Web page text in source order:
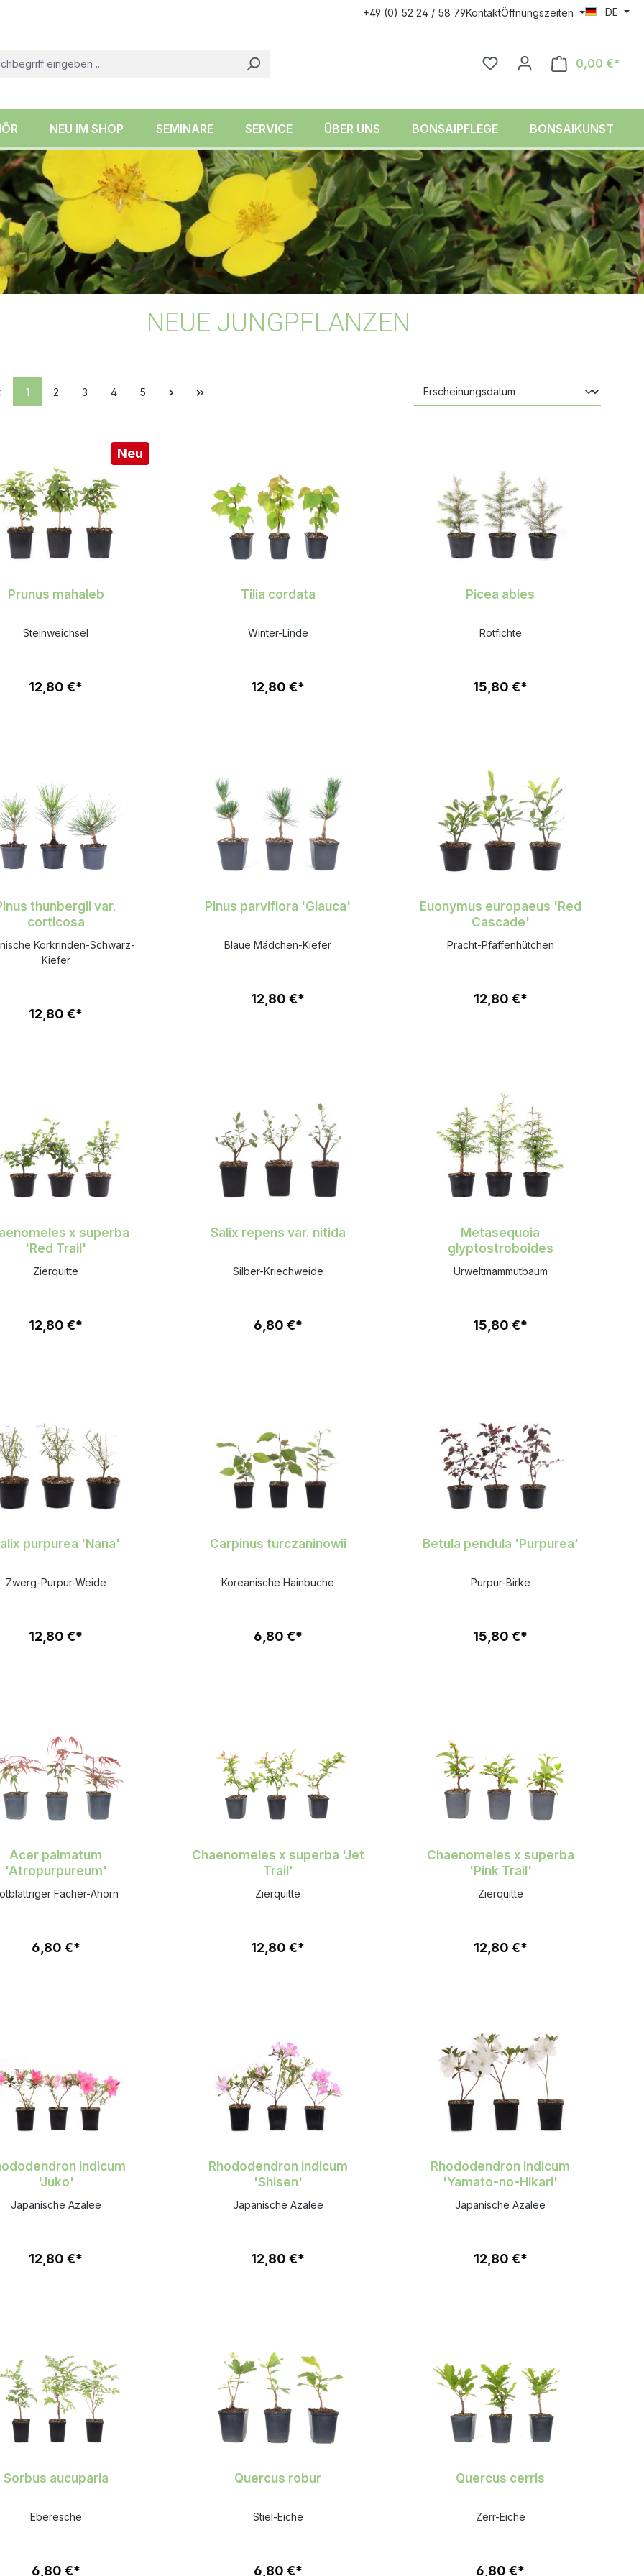
+49 (0) 52 24 / 58 79KontaktÖffnungszeiten DE
0,00 €*
NEU IM SHOP SEMINARE SERVICE ÜBER UNS BONSAIPFLEGE BONSAIKUNST
NEUE JUNGPFLANZEN
1 2 3 4 5
Neu
Prunus mahaleb
Steinweichsel
12,80 €*
Tilia cordata
Winter-Linde
12,80 €*
Picea abies
Rotfichte
15,80 €*
thunbergii var.
corticosa
Korkrinden-Schwarz-
Kiefer
12,80 €*
Pinus parviflora 'Glauca'
Blaue Mädchen-Kiefer
12,80 €*
Euonymus europaeus 'Red
Cascade'
Pracht-Pfaffenhütchen
12,80 €*
x superba
'Red Trail'
Zierquitte
12,80 €*
Salix repens var. nitida
Silber-Kriechweide
6,80 €*
Metasequoia
glyptostroboides
Urweltmammutbaum
15,80 €*
purpurea 'Nana'
Zwerg-Purpur-Weide
12,80 €*
Carpinus turczaninowii
Koreanische Hainbuche
6,80 €*
Betula pendula 'Purpurea'
Purpur-Birke
15,80 €*
Acer palmatum
'Atropurpureum'
Fächer-Ahorn
6,80 €*
Chaenomeles x superba 'Jet
Trail'
Zierquitte
12,80 €*
Chaenomeles x superba
'Pink Trail'
Zierquitte
12,80 €*
indicum
'Juko'
Japanische Azalee
12,80 €*
Rhododendron indicum
'Shisen'
Japanische Azalee
12,80 €*
Rhododendron indicum
'Yamato-no-Hikari'
Japanische Azalee
12,80 €*
Sorbus aucuparia
Eberesche
6,80 €*
Quercus robur
Stiel-Eiche
6,80 €*
Quercus cerris
Zerr-Eiche
6,80 €*